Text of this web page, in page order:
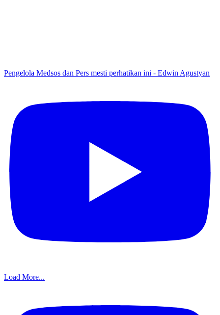
Pengelola Medsos dan Pers mesti perhatikan ini - Edwin Agustyan
Load More...